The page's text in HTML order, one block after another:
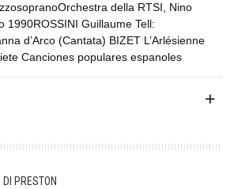
della RTSI, Nino
1990ROSSINI Guillaume Tell:
d’Arco (Cantata) BIZET L’Arlésienne
Canciones populares espanoles
DI PRESTON